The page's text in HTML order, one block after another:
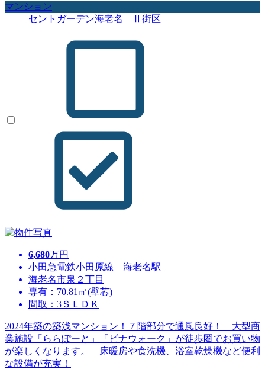
マンション
セントガーデン海老名 Ⅱ街区
6,680万円
小田急電鉄小田原線 海老名駅
海老名市泉２丁目
専有：70.81㎡(壁芯)
間取：3ＳＬＤＫ
2024年築の築浅マンション！７階部分で通風良好！ 大型商
業施設「ららぽーと」「ビナウォーク」が徒歩圏でお買い物
が楽しくなります。 床暖房や食洗機、浴室乾燥機など便利
な設備が充実！